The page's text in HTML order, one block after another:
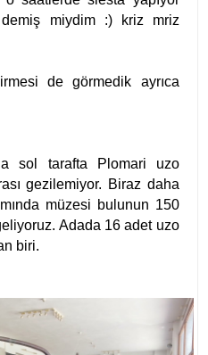
miydim :) kriz mriz
de görmedik ayrıca
sol tarafta Plomari uzo
gezilemiyor. Biraz daha
müzesi bulunun 150
Adada 16 adet uzo
biri.